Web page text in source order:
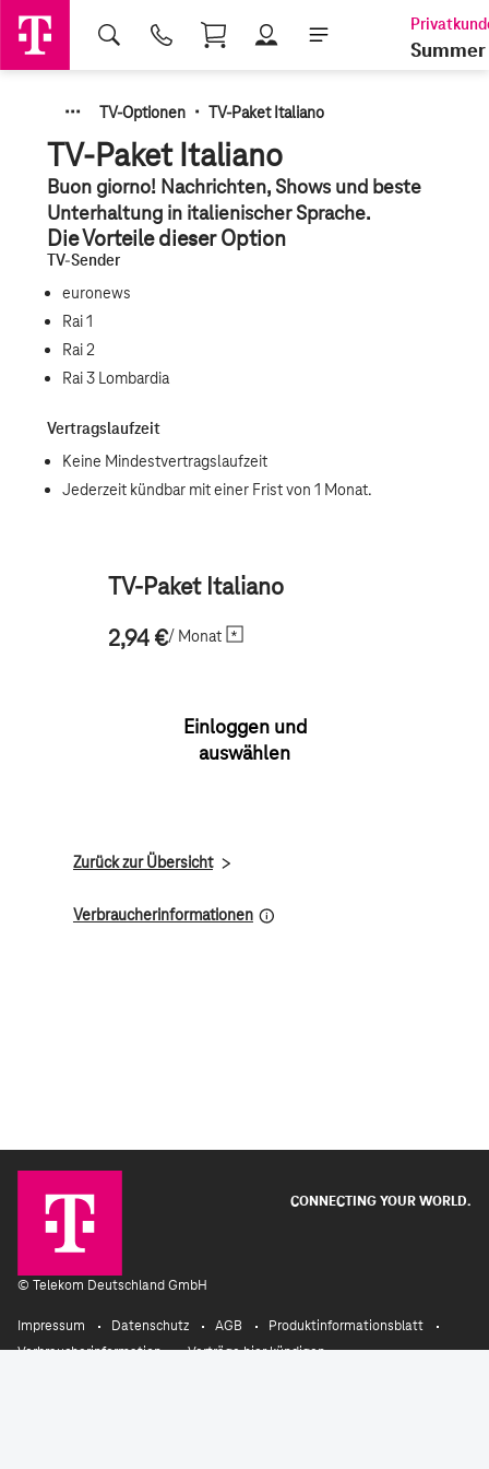
Shopping Cart
Summer
··· TV-Optionen · TV-Paket Italiano
TV-Paket Italiano
Buon giorno! Nachrichten, Shows und beste
Unterhaltung in italienischer Sprache.
Die Vorteile dieser Option
TV-Paket Italiano
2,94 €/ Monat
Einloggen und
auswählen
Zurück zur Übersicht
Verbraucherinformationen
CONNECTING YOUR WORLD.
© Telekom Deutschland GmbH
Impressum Datenschutz AGB
Produktinformationsblatt
Verbraucherinformation
Verträge hier kündigen